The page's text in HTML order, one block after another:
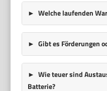
Welche laufenden
Gibt es Förderungen
Wie teuer sind
Batterie?